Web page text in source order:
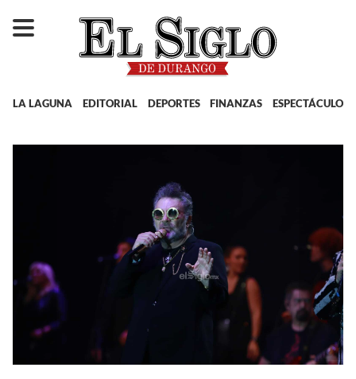
LA LAGUNA EDITORIAL DEPORTES FINANZAS ESPECTÁCULOS